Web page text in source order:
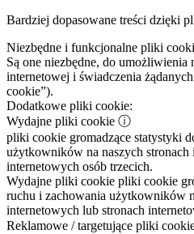
Bardziej dopasowane treści dzięki
Niezbędne i funkcjonalne pliki
Są one niezbędne, do umożliwienia
internetowej i świadczenia
cookie”).
Dodatkowe pliki cookie:
Wydajne pliki cookie ⓘ
pliki cookie gromadzące statystyki
użytkowników na naszych stronach
internetowych osób trzecich.
Wydajne pliki cookie pliki cookie
ruchu i zachowania użytkowników
internetowych lub stronach
Reklamowe / targetujące pliki